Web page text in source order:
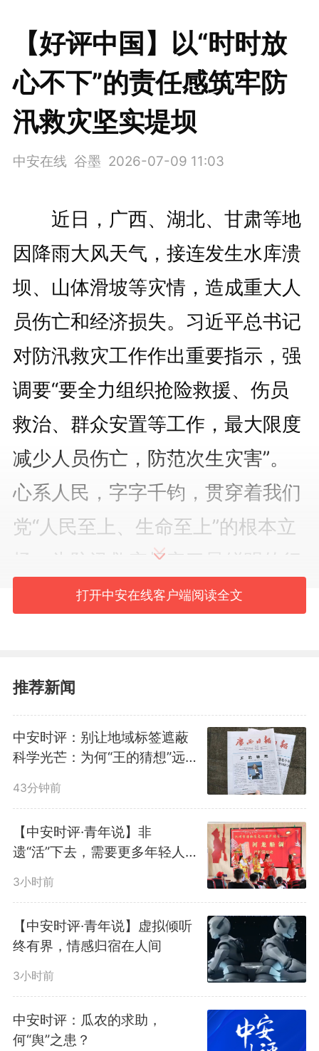
【好评中国】以“时时放
心不下”的责任感筑牢防
汛救灾坚实堤坝
中安在线 谷墨 2026-07-09 11:03
近日，广西、湖北、甘肃等地
因降雨大风天气，接连发生水库溃
坝、山体滑坡等灾情，造成重大人
员伤亡和经济损失。习近平总书记
对防汛救灾工作作出重要指示，强
调要“要全力组织抢险救援、伤员
救治、群众安置等工作，最大限度
减少人员伤亡，防范次生灾害”。
心系人民，字字千钧，贯穿着我们
党“人民至上、生命至上”的根本立
场，为防汛救灾标定了最鲜明的行
动指南。
重担，容不得半点犹豫和退缩。今
年首个超强台风“美莎克”的影响还
未消去，超强台风“巴威”正在逼
近，我国多地出现强降雨极端天
气，局部地区降雨量超历史极值。
风雨面前，一往无前，守护家园安
澜、护卫人民群众生命财产安全，
这道题答得好不好，检验着治理能
力，拷问着为民初心。
形势就是责任，不容丝毫懈
怠。据水利部综合研判，7月至8月
打开中安在线客户端阅读全文
推荐新闻
中安时评：别让地域标签遮蔽
科学光芒：为何“王的猜想”远
43分钟前
【中安时评·青年说】非
遗“活”下去，需要更多年轻人唱
3小时前
【中安时评·青年说】虚拟倾听
终有界，情感归宿在人间
3小时前
中安时评：瓜农的求助，
何“舆”之患？